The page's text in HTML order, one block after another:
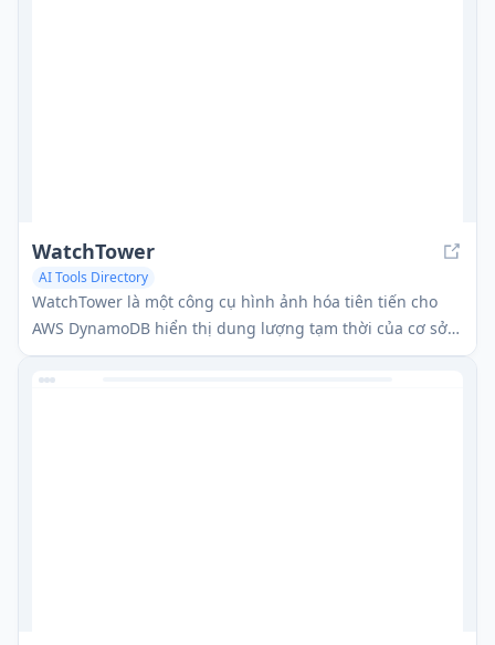
WatchTower
AI Tools Directory
WatchTower là một công cụ hình ảnh hóa tiên tiến cho
AWS DynamoDB hiển thị dung lượng tạm thời của cơ sở
dữ liệu để giúp các nhà phát triển tối ưu hóa việc sử
dụng và hiệu suất.